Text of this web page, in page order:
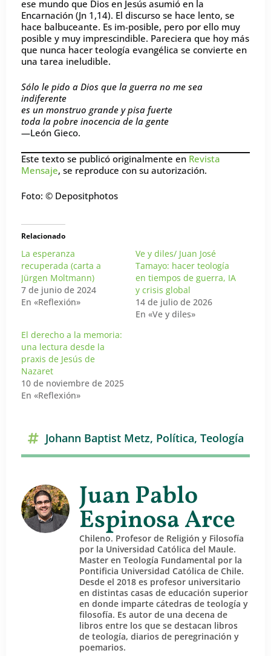
ese mundo que Dios en Jesús asumió en la
Encarnación (Jn 1,14). El discurso se hace lento, se
hace balbuceante. Es im-posible, pero por ello muy
posible y muy imprescindible. Pareciera que hoy más
que nunca hacer teología evangélica se convierte en
una tarea ineludible.
Sólo le pido a Dios que la guerra no me sea
indiferente
es un monstruo grande y pisa fuerte
toda la pobre inocencia de la gente
—León Gieco.
Este texto se publicó originalmente en Revista
Mensaje, se reproduce con su autorización.
Foto: © Depositphotos
Relacionado
La esperanza
recuperada (carta a
Jürgen Moltmann)
7 de junio de 2024
En «Reflexión»
Ve y diles/ Juan José
Tamayo: hacer teología
en tiempos de guerra, IA
y crisis global
14 de julio de 2026
En «Ve y diles»
El derecho a la memoria:
una lectura desde la
praxis de Jesús de
Nazaret
10 de noviembre de 2025
En «Reflexión»
Johann Baptist Metz, Política, Teología
Juan Pablo
Espinosa Arce
Chileno. Profesor de Religión y Filosofía
por la Universidad Católica del Maule.
Master en Teología Fundamental por la
Pontificia Universidad Católica de Chile.
Desde el 2018 es profesor universitario
en distintas casas de educación superior
en donde imparte cátedras de teología y
filosofía. Es autor de una decena de
libros entre los que se destacan libros
de teología, diarios de peregrinación y
poemarios.